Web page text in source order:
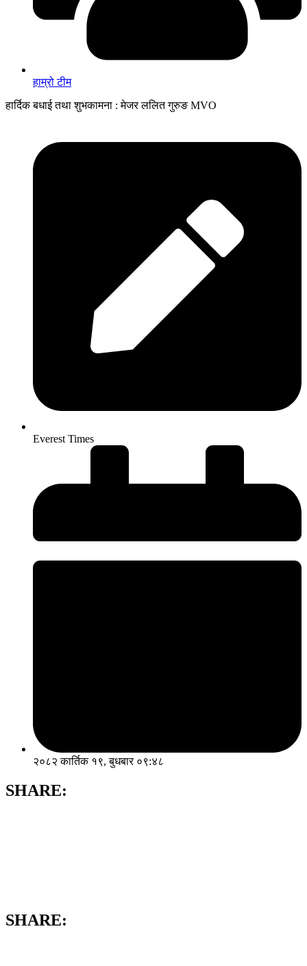
हाम्रो टीम
हार्दिक बधाई तथा शुभकामना : मेजर ललित गुरुङ MVO
Everest Times
२०८२ कार्तिक १९, बुधबार ०९:४८
SHARE:
SHARE: